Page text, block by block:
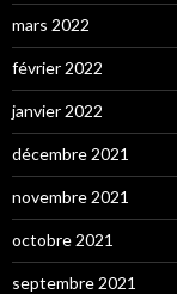
mars 2022
février 2022
janvier 2022
décembre 2021
novembre 2021
octobre 2021
septembre 2021